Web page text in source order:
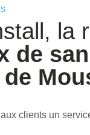
la
de
clients un